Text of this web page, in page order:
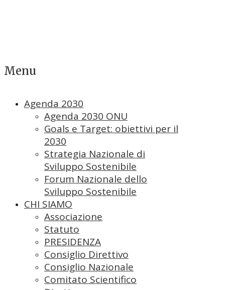
Menu
Agenda 2030
Agenda 2030 ONU
Goals e Target: obiettivi per il
2030
Strategia Nazionale di
Sviluppo Sostenibile
Forum Nazionale dello
Sviluppo Sostenibile
CHI SIAMO
Associazione
Statuto
PRESIDENZA
Consiglio Direttivo
Consiglio Nazionale
Comitato Scientifico